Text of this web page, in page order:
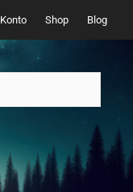
Konto Shop Blog